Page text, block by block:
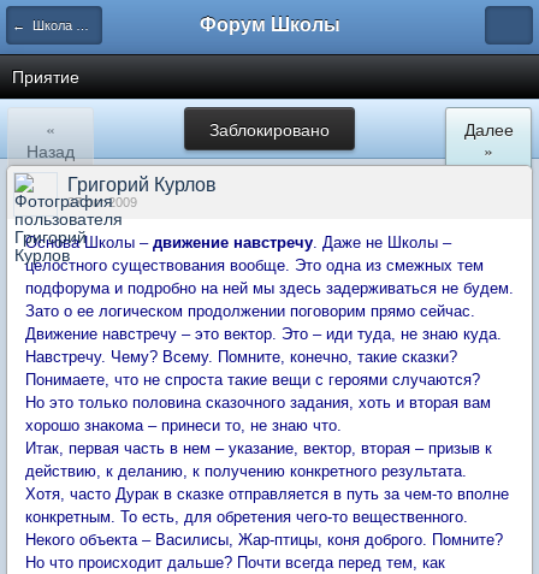
← Школа Холистического Сознания Форум Школы
Приятие
Заблокировано
«
Назад
Далее
»
Григорий Курлов
27 окт 2009
Основа Школы – движение навстречу. Даже не Школы –
целостного существования вообще. Это одна из смежных тем
подфорума и подробно на ней мы здесь задерживаться не будем.
Зато о ее логическом продолжении поговорим прямо сейчас.
Движение навстречу – это вектор. Это – иди туда, не знаю куда.
Навстречу. Чему? Всему. Помните, конечно, такие сказки?
Понимаете, что не спроста такие вещи с героями случаются?
Но это только половина сказочного задания, хоть и вторая вам
хорошо знакома – принеси то, не знаю что.
Итак, первая часть в нем – указание, вектор, вторая – призыв к
действию, к деланию, к получению конкретного результата.
Хотя, часто Дурак в сказке отправляется в путь за чем-то вполне
конкретным. То есть, для обретения чего-то вещественного.
Некого объекта – Василисы, Жар-птицы, коня доброго. Помните?
Но что происходит дальше? Почти всегда перед тем, как